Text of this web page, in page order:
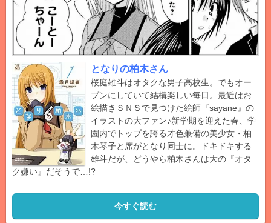
となりの柏木さん
桜庭雄斗はオタクな男子高校生。でもオー
プンにしていて結構楽しい毎日。最近はお
絵描きＳＮＳで見つけた絵師『sayane』の
イラストの大ファン♪新学期を迎えた春、学
園内でトップを誇る才色兼備の美少女・柏
木琴子と席がとなり同士に。ドキドキする
雄斗だが、どうやら柏木さんは大の『オタ
ク嫌い』だそうで…!?
今すぐ読む